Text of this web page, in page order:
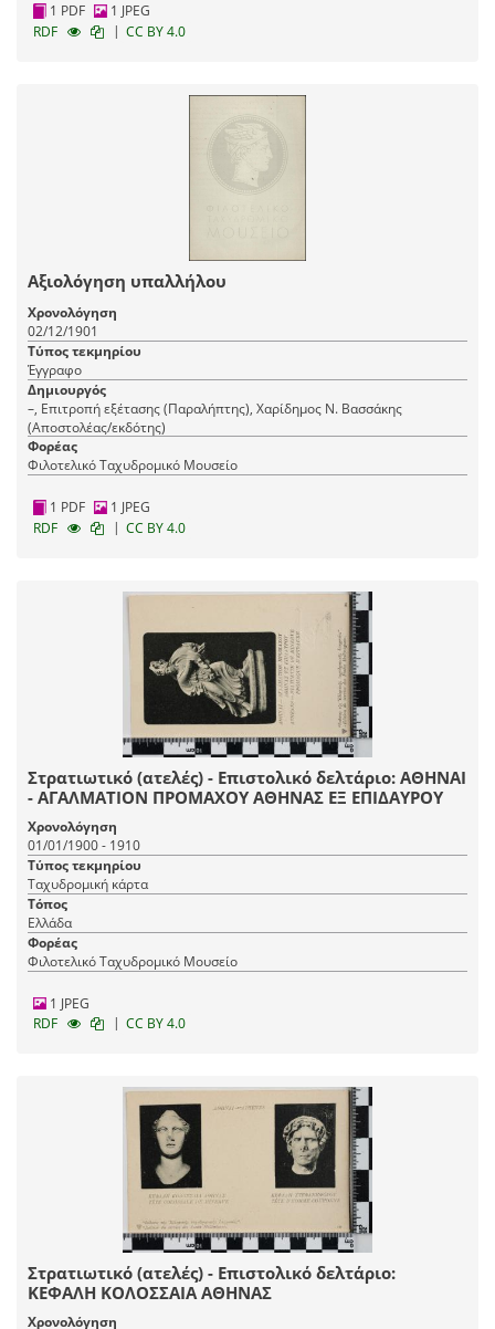
1 PDF
1 JPEG
RDF
| CC BY 4.0
Αξιολόγηση υπαλλήλου
Χρονολόγηση
02/12/1901
Τύπος τεκμηρίου
Έγγραφο
Δημιουργός
–, Επιτροπή εξέτασης (Παραλήπτης), Χαρίδημος Ν. Βασσάκης
(Αποστολέας/εκδότης)
Φορέας
Φιλοτελικό Ταχυδρομικό Μουσείο
1 PDF
1 JPEG
RDF
| CC BY 4.0
Στρατιωτικό (ατελές) - Επιστολικό δελτάριο: ΑΘΗΝΑΙ
- ΑΓΑΛΜΑΤΙΟΝ ΠΡΟΜΑΧΟΥ ΑΘΗΝΑΣ ΕΞ ΕΠΙΔΑΥΡΟΥ
Χρονολόγηση
01/01/1900 - 1910
Τύπος τεκμηρίου
Ταχυδρομική κάρτα
Τόπος
Ελλάδα
Φορέας
Φιλοτελικό Ταχυδρομικό Μουσείο
1 JPEG
RDF
| CC BY 4.0
Στρατιωτικό (ατελές) - Επιστολικό δελτάριο:
ΚΕΦΑΛΗ ΚΟΛΟΣΣΑΙΑ ΑΘΗΝΑΣ
Χρονολόγηση